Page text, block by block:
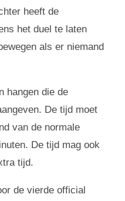
heeft de
het duel te laten
als er niemand
hangen die de
De tijd moet
van de normale
De tijd mag ook
tijd.
de vierde official